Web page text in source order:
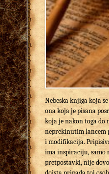
Nebeska knjiga koja
ona koja je pisana
koja je nakon toga do
neprekinutim lancem
i modifikacija.
ima inspiraciju, samo
pretpostavki, nije